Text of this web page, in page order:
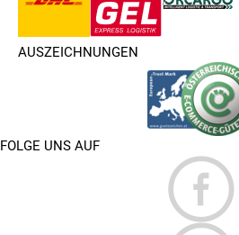
AUSZEICHNUNGEN
FOLGE UNS AUF